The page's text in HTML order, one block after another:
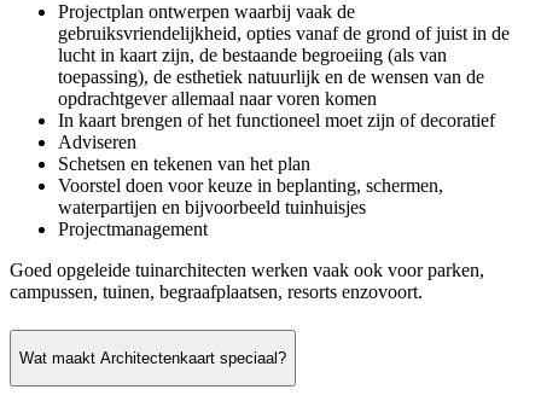
Projectplan ontwerpen waarbij vaak de
gebruiksvriendelijkheid, opties vanaf de grond of juist in de
lucht in kaart zijn, de bestaande begroeiing (als van
toepassing), de esthetiek natuurlijk en de wensen van de
opdrachtgever allemaal naar voren komen
In kaart brengen of het functioneel moet zijn of decoratief
Adviseren
Schetsen en tekenen van het plan
Voorstel doen voor keuze in beplanting, schermen,
waterpartijen en bijvoorbeeld tuinhuisjes
Projectmanagement
Goed opgeleide tuinarchitecten werken vaak ook voor parken,
campussen, tuinen, begraafplaatsen, resorts enzovoort.
Wat maakt Architectenkaart speciaal?